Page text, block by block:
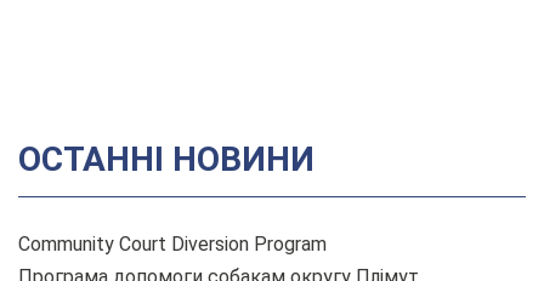
ОСТАННІ НОВИНИ
Community Court Diversion Program